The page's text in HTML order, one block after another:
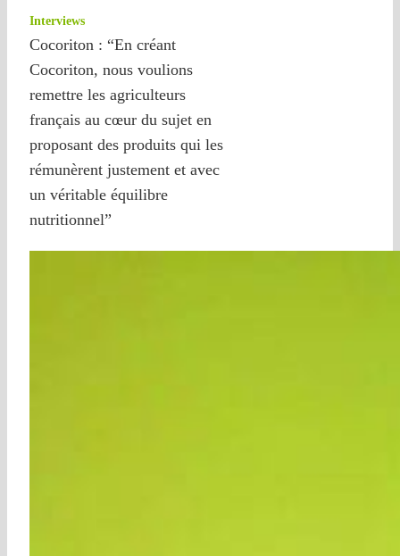
Interviews
Cocoriton : “En créant
Cocoriton, nous voulions
remettre les agriculteurs
français au cœur du sujet en
proposant des produits qui les
rémunèrent justement et avec
un véritable équilibre
nutritionnel”